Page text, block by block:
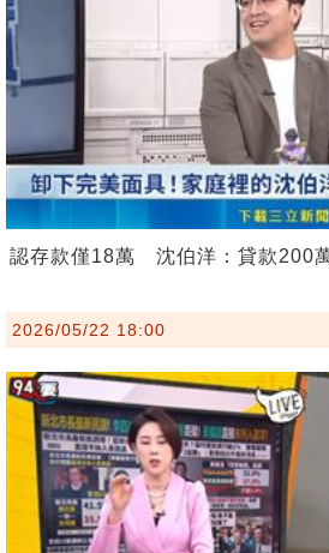
認存款僅18萬 沈伯洋：貸款200
2026/05/22 18:00